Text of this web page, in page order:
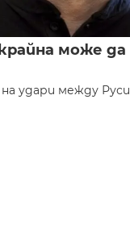
може
удари между